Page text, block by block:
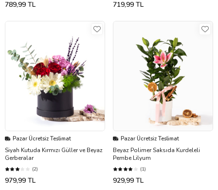
789,99 TL 719,99 TL
Pazar Ücretsiz Teslimat
Siyah Kutuda Kırmızı Güller ve Beyaz
Gerberalar
(2)
979,99 TL
Pazar Ücretsiz Teslimat
Beyaz Polimer Saksıda Kurdeleli
Pembe Lilyum
(1)
929,99 TL